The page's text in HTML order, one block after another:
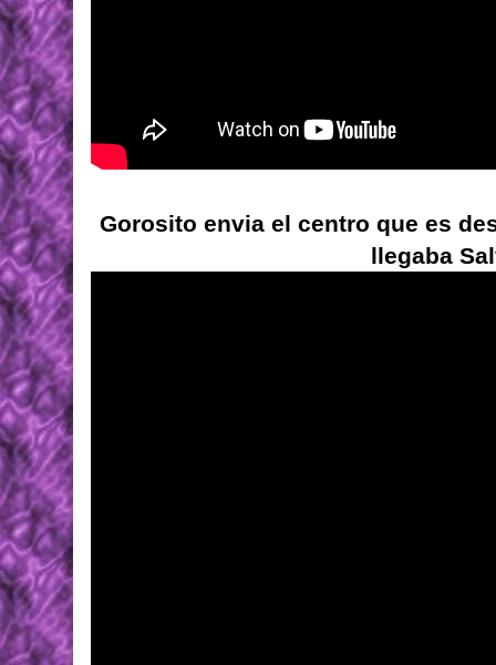
Gorosito envia el centro que es
llegaba